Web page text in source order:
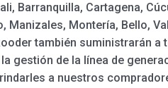
Barranquilla, Cartagena,
Montería, Bello,
también suministrarán a
gestión de la línea de
a nuestros